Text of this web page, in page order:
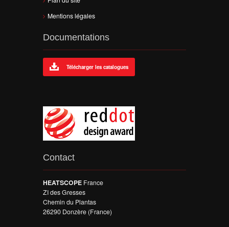
Mentions légales
Documentations
Télécharger les catalogues
Contact
HEATSCOPE France
ZI des Gresses
Chemin du Plantas
26290 Donzère (France)